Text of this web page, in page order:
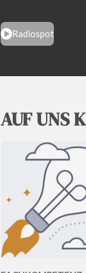
Radiospot
AUF UNS